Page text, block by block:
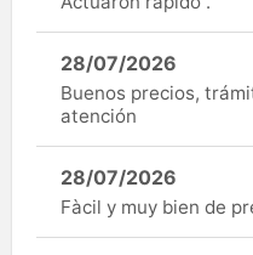
28/07/2026
Buenos precios,
atención
28/07/2026
Fàcil y muy bien de